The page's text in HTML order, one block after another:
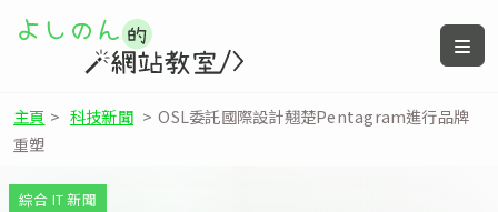
主頁 > 科技新聞 > OSL委託國際設計翹楚Pentagram進行品牌
重塑
綜合 IT 新聞